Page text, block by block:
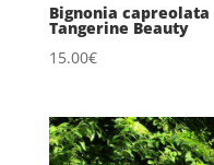
Bignonia capreolata
Tangerine Beauty
15.00€